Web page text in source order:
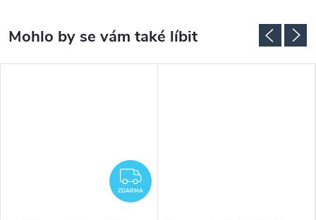
ZDARMA
ZDARMA